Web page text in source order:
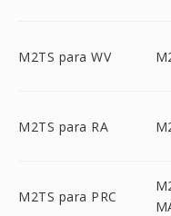
M2TS para WV
M2TS para RA
M2TS para PRC